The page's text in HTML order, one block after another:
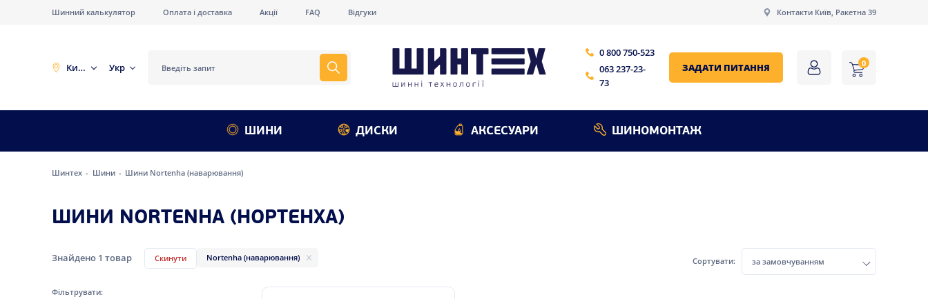
Шинний калькулятор Оплата і доставка Акції FAQ Відгуки Контакти Київ, Ракетна 39
Київ Укр
0 800 750-523
063 237-23-
73
ЗАДАТИ ПИТАННЯ 0
ШИНИ ДИСКИ АКСЕСУАРИ ШИНОМОНТАЖ
Шинтех Шини Шини Nortenha (наварювання)
ШИНИ NORTENHA (НОРТЕНХА)
Знайдено 1 товар Скинути Nortenha (наварювання) Сортувати: за замовчуванням
Фільтрувати: